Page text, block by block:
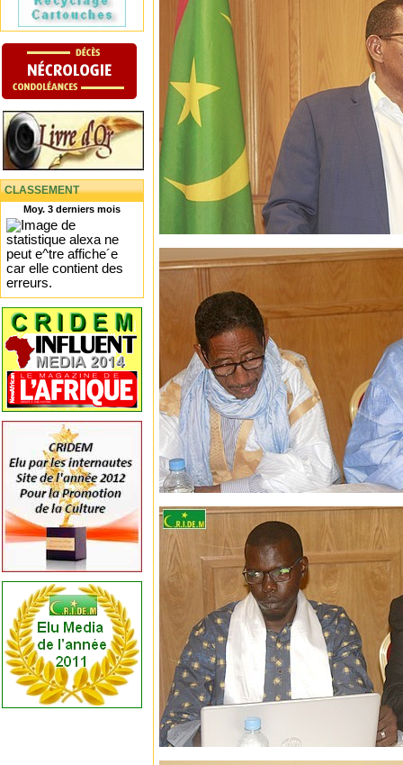
CLASSEMENT
Moy. 3 derniers mois